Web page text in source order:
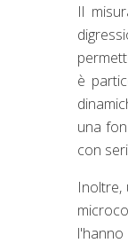
Il
è
una
con
Inoltre,